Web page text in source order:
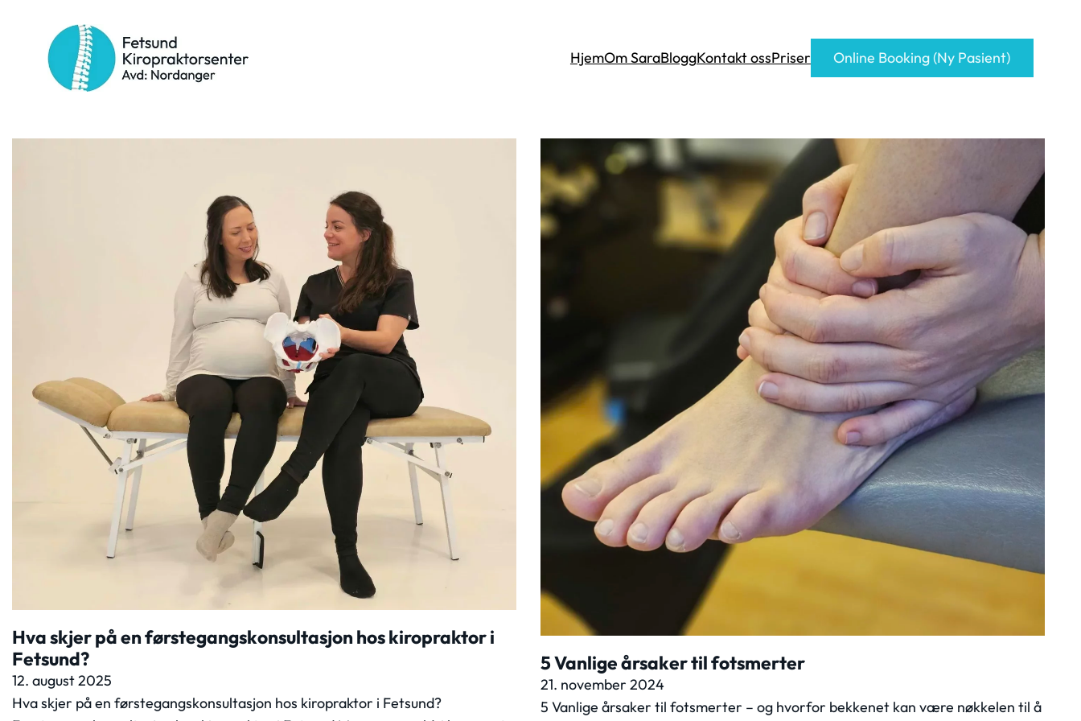
HjemOm SaraBloggKontakt ossPriser Online Booking (Ny Pasient)
Kategori:Fotplager
Hva skjer på en førstegangskonsultasjon hos kiropraktor i
Fetsund?
12. august 2025
Hva skjer på en førstegangskonsultasjon hos kiropraktor i Fetsund?
5 Vanlige årsaker til fotsmerter
21. november 2024
5 Vanlige årsaker til fotsmerter – og hvorfor bekkenet kan være nøkkelen til å